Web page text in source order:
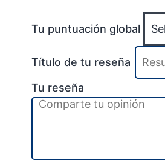
Tu puntuación global
Título de tu reseña
Tu reseña